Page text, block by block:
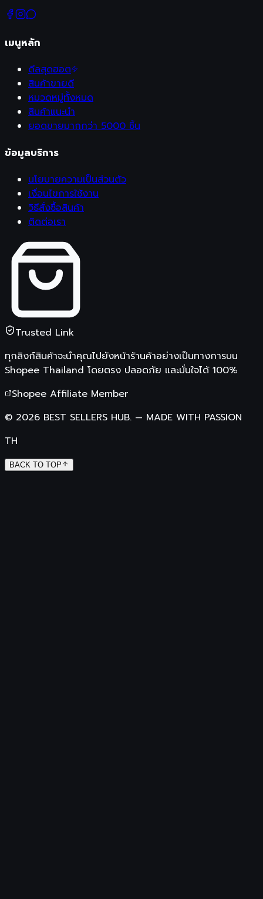
เมนูหลัก
ดีลสุดฮอต
สินค้าขายดี
หมวดหมู่ทั้งหมด
สินค้าแนะนำ
ยอดขายมากกว่า 5000 ชิ้น
ข้อมูลบริการ
นโยบายความเป็นส่วนตัว
เงื่อนไขการใช้งาน
วิธีสั่งซื้อสินค้า
ติดต่อเรา
Trusted Link
ทุกลิงก์สินค้าจะนำคุณไปยังหน้าร้านค้าอย่างเป็นทางการบน
Shopee Thailand โดยตรง ปลอดภัย และมั่นใจได้ 100%
Shopee Affiliate Member
© 2026 BEST SELLERS HUB. — MADE WITH PASSION
TH
BACK TO TOP